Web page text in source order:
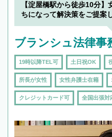
【淀屋橋駅から徒歩10分
ちになって解決策をご提案
ブランシュ法律事
19時以降TEL可 土日祝OK
所長が女性 女性弁護士在籍
クレジットカード可 全国出張対